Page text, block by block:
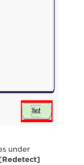
under